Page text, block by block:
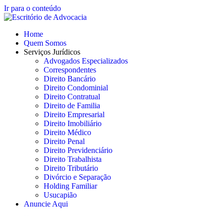
Ir para o conteúdo
Home
Quem Somos
Serviços Jurídicos
Advogados Especializados
Correspondentes
Direito Bancário
Direito Condominial
Direito Contratual
Direito de Familia
Direito Empresarial
Direito Imobiliário
Direito Médico
Direito Penal
Direito Previdenciário
Direito Trabalhista
Direito Tributário
Divórcio e Separação
Holding Familiar
Usucapião
Anuncie Aqui